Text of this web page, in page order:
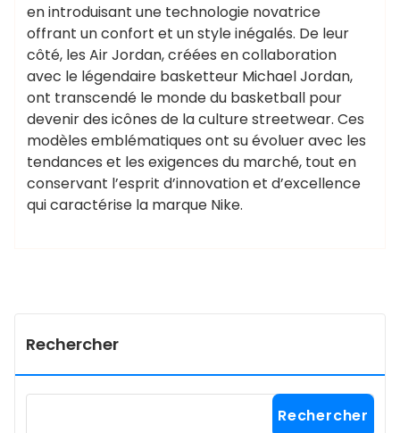
en introduisant une technologie novatrice
offrant un confort et un style inégalés. De leur
côté, les Air Jordan, créées en collaboration
avec le légendaire basketteur Michael Jordan,
ont transcendé le monde du basketball pour
devenir des icônes de la culture streetwear. Ces
modèles emblématiques ont su évoluer avec les
tendances et les exigences du marché, tout en
conservant l’esprit d’innovation et d’excellence
qui caractérise la marque Nike.
Rechercher
Rechercher